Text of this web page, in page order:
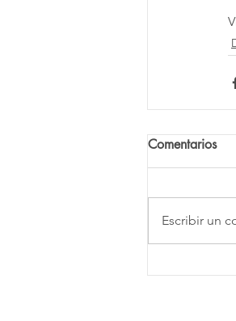
Comentarios
Escribir un